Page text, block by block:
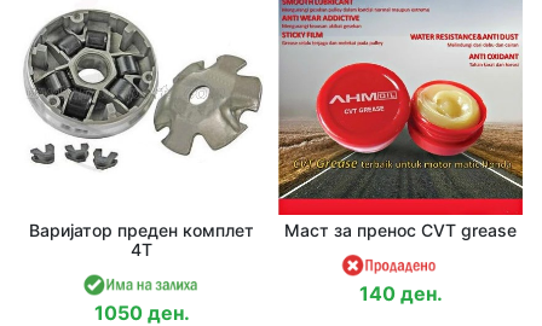
Варијатор преден комплет
4T
1050 ден.
Маст за пренос CVT grease
140 ден.